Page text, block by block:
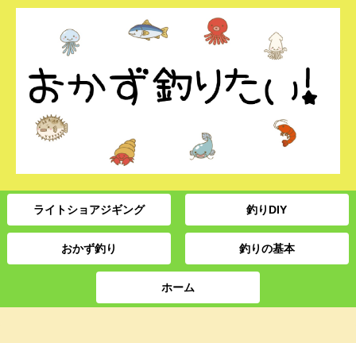
ライトショアジギング 釣りDIY
おかず釣り 釣りの基本
ホーム